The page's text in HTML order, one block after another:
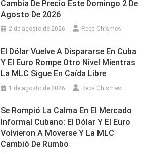
Cambia De Precio Este Domingo 2 De
Agosto De 2026
2 de agosto de 2026 Repa Chismes
El Dólar Vuelve A Dispararse En Cuba
Y El Euro Rompe Otro Nivel Mientras
La MLC Sigue En Caída Libre
1 de agosto de 2026 Repa Chismes
Se Rompió La Calma En El Mercado
Informal Cubano: El Dólar Y El Euro
Volvieron A Moverse Y La MLC
Cambió De Rumbo